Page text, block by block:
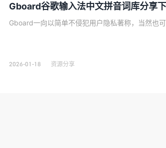
Gboard谷歌输入法中文拼音词库分享
2026-01-18 资源分享